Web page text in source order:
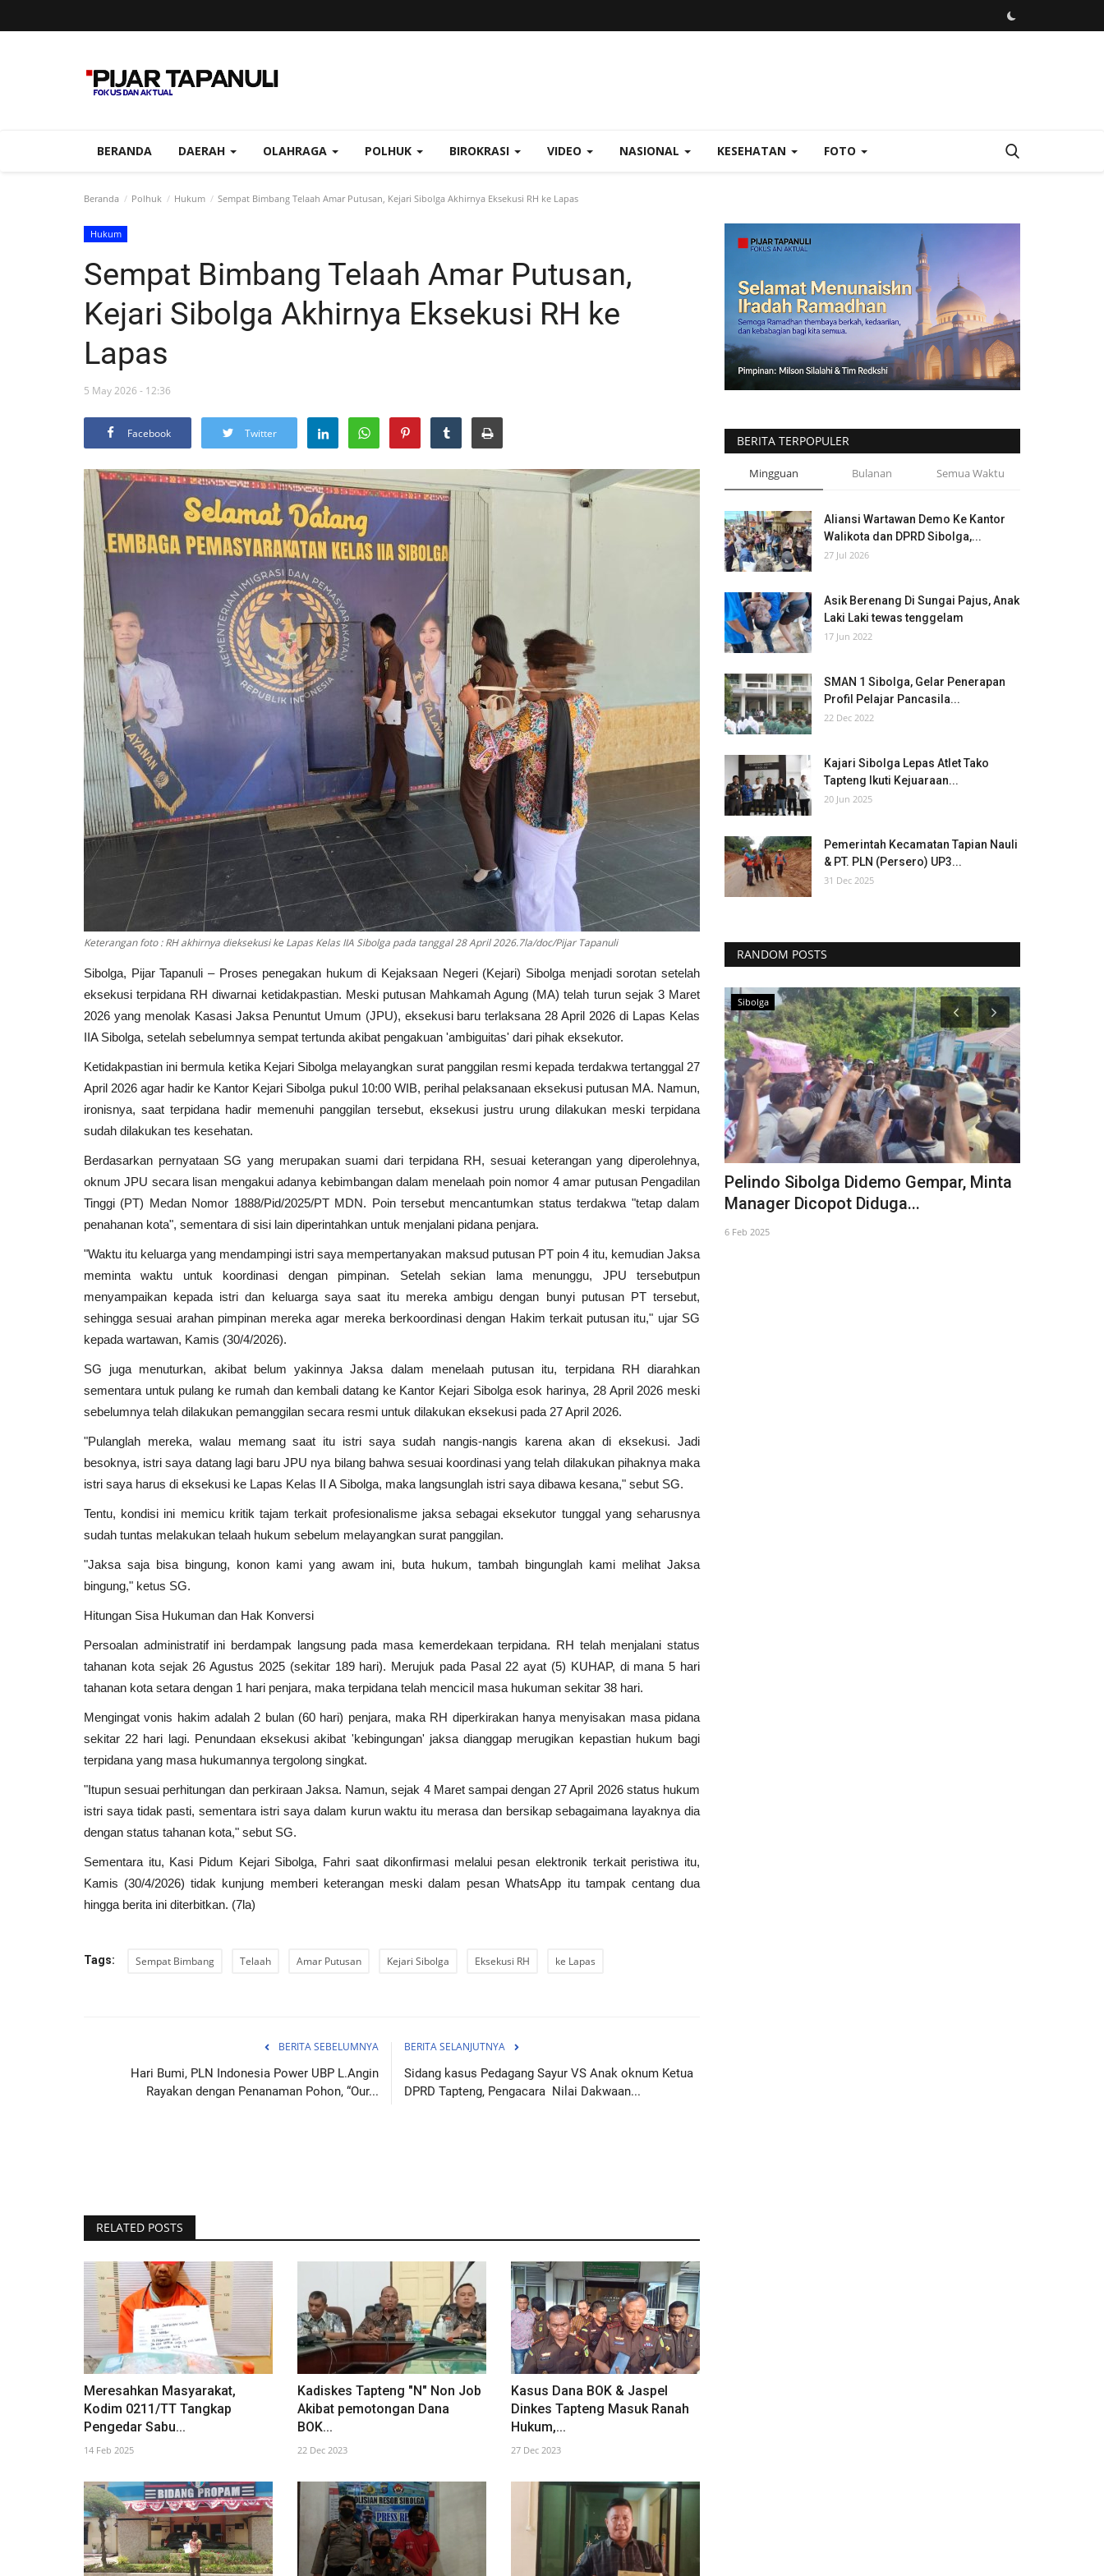
BERANDA DAERAH OLAHRAGA POLHUK BIROKRASI VIDEO NASIONAL KESEHATAN FOTO
Beranda Polhuk Hukum Sempat Bimbang Telaah Amar Putusan, Kejari Sibolga Akhirnya Eksekusi RH ke Lapas
Hukum
Sempat Bimbang Telaah Amar Putusan,
Kejari Sibolga Akhirnya Eksekusi RH ke
Lapas
5 May 2026 - 12:36
Facebook Twitter
Keterangan foto : RH akhirnya dieksekusi ke Lapas Kelas IIA Sibolga pada tanggal 28 April 2026.7la/doc/Pijar Tapanuli
Sibolga, Pijar Tapanuli – Proses penegakan hukum di Kejaksaan Negeri (Kejari) Sibolga menjadi sorotan setelah
eksekusi terpidana RH diwarnai ketidakpastian. Meski putusan Mahkamah Agung (MA) telah turun sejak 3 Maret
2026 yang menolak Kasasi Jaksa Penuntut Umum (JPU), eksekusi baru terlaksana 28 April 2026 di Lapas Kelas
IIA Sibolga, setelah sebelumnya sempat tertunda akibat pengakuan 'ambiguitas' dari pihak eksekutor.
Ketidakpastian ini bermula ketika Kejari Sibolga melayangkan surat panggilan resmi kepada terdakwa tertanggal 27
April 2026 agar hadir ke Kantor Kejari Sibolga pukul 10:00 WIB, perihal pelaksanaan eksekusi putusan MA. Namun,
ironisnya, saat terpidana hadir memenuhi panggilan tersebut, eksekusi justru urung dilakukan meski terpidana
sudah dilakukan tes kesehatan.
Berdasarkan pernyataan SG yang merupakan suami dari terpidana RH, sesuai keterangan yang diperolehnya,
oknum JPU secara lisan mengakui adanya kebimbangan dalam menelaah poin nomor 4 amar putusan Pengadilan
Tinggi (PT) Medan Nomor 1888/Pid/2025/PT MDN. Poin tersebut mencantumkan status terdakwa "tetap dalam
penahanan kota", sementara di sisi lain diperintahkan untuk menjalani pidana penjara.
"Waktu itu keluarga yang mendampingi istri saya mempertanyakan maksud putusan PT poin 4 itu, kemudian Jaksa
meminta waktu untuk koordinasi dengan pimpinan. Setelah sekian lama menunggu, JPU tersebutpun
menyampaikan kepada istri dan keluarga saya saat itu mereka ambigu dengan bunyi putusan PT tersebut,
sehingga sesuai arahan pimpinan mereka agar mereka berkoordinasi dengan Hakim terkait putusan itu," ujar SG
kepada wartawan, Kamis (30/4/2026).
SG juga menuturkan, akibat belum yakinnya Jaksa dalam menelaah putusan itu, terpidana RH diarahkan
sementara untuk pulang ke rumah dan kembali datang ke Kantor Kejari Sibolga esok harinya, 28 April 2026 meski
sebelumnya telah dilakukan pemanggilan secara resmi untuk dilakukan eksekusi pada 27 April 2026.
"Pulanglah mereka, walau memang saat itu istri saya sudah nangis-nangis karena akan di eksekusi. Jadi
besoknya, istri saya datang lagi baru JPU nya bilang bahwa sesuai koordinasi yang telah dilakukan pihaknya maka
istri saya harus di eksekusi ke Lapas Kelas II A Sibolga, maka langsunglah istri saya dibawa kesana," sebut SG.
Tentu, kondisi ini memicu kritik tajam terkait profesionalisme jaksa sebagai eksekutor tunggal yang seharusnya
sudah tuntas melakukan telaah hukum sebelum melayangkan surat panggilan.
"Jaksa saja bisa bingung, konon kami yang awam ini, buta hukum, tambah bingunglah kami melihat Jaksa
bingung," ketus SG.
Hitungan Sisa Hukuman dan Hak Konversi
Persoalan administratif ini berdampak langsung pada masa kemerdekaan terpidana. RH telah menjalani status
tahanan kota sejak 26 Agustus 2025 (sekitar 189 hari). Merujuk pada Pasal 22 ayat (5) KUHAP, di mana 5 hari
tahanan kota setara dengan 1 hari penjara, maka terpidana telah mencicil masa hukuman sekitar 38 hari.
Mengingat vonis hakim adalah 2 bulan (60 hari) penjara, maka RH diperkirakan hanya menyisakan masa pidana
sekitar 22 hari lagi. Penundaan eksekusi akibat 'kebingungan' jaksa dianggap merugikan kepastian hukum bagi
terpidana yang masa hukumannya tergolong singkat.
"Itupun sesuai perhitungan dan perkiraan Jaksa. Namun, sejak 4 Maret sampai dengan 27 April 2026 status hukum
istri saya tidak pasti, sementara istri saya dalam kurun waktu itu merasa dan bersikap sebagaimana layaknya dia
dengan status tahanan kota," sebut SG.
Sementara itu, Kasi Pidum Kejari Sibolga, Fahri saat dikonfirmasi melalui pesan elektronik terkait peristiwa itu,
Kamis (30/4/2026) tidak kunjung memberi keterangan meski dalam pesan WhatsApp itu tampak centang dua
hingga berita ini diterbitkan. (7la)
Tags: Sempat Bimbang Telaah Amar Putusan Kejari Sibolga Eksekusi RH ke Lapas
BERITA SEBELUMNYA
Hari Bumi, PLN Indonesia Power UBP L.Angin
Rayakan dengan Penanaman Pohon, “Our...
BERITA SELANJUTNYA
Sidang kasus Pedagang Sayur VS Anak oknum Ketua
DPRD Tapteng, Pengacara Nilai Dakwaan...
RELATED POSTS
Meresahkan Masyarakat,
Kodim 0211/TT Tangkap
Pengedar Sabu...
14 Feb 2025
Kadiskes Tapteng "N" Non Job
Akibat pemotongan Dana
BOK...
22 Dec 2023
Kasus Dana BOK & Jaspel
Dinkes Tapteng Masuk Ranah
Hukum,...
27 Dec 2023
BERITA TERPOPULER
Mingguan Bulanan Semua Waktu
Aliansi Wartawan Demo Ke Kantor
Walikota dan DPRD Sibolga,...
27 Jul 2026
Asik Berenang Di Sungai Pajus, Anak
Laki Laki tewas tenggelam
17 Jun 2022
SMAN 1 Sibolga, Gelar Penerapan
Profil Pelajar Pancasila...
22 Dec 2022
Kajari Sibolga Lepas Atlet Tako
Tapteng Ikuti Kejuaraan...
20 Jun 2025
Pemerintah Kecamatan Tapian Nauli
& PT. PLN (Persero) UP3...
31 Dec 2025
RANDOM POSTS
Birokrasi
Tenaga Kesehatan Ujung Tombak
Untuk Menyehatkan Masyarakat
5 Jan 2026
Politik
Bawaslu Sibolga Tanam Pohon
Manggis, Simbol Kejujuran
18 Dec 2024
Sibolga
Pelindo Sibolga Didemo Gempar, Minta
Manager Dicopot Diduga...
6 Feb 2025